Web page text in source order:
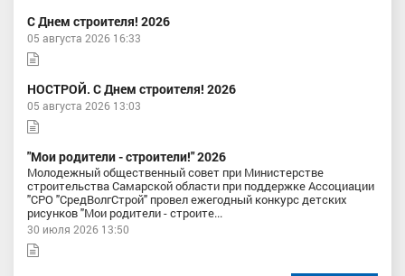
С Днем строителя! 2026
05 августа 2026 16:33
НОСТРОЙ. С Днем строителя! 2026
05 августа 2026 13:03
"Мои родители - строители!" 2026
Молодежный общественный совет при Министерстве
строительства Самарской области при поддержке Ассоциации
"СРО "СредВолгСтрой" провел ежегодный конкурс детских
рисунков "Мои родители - строите...
30 июля 2026 13:50